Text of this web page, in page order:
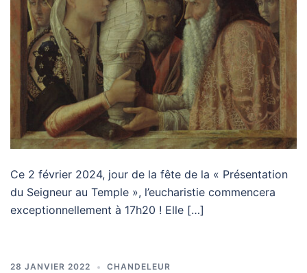
Ce 2 février 2024, jour de la fête de la « Présentation
du Seigneur au Temple », l’eucharistie commencera
exceptionnellement à 17h20 ! Elle […]
28 JANVIER 2022 CHANDELEUR